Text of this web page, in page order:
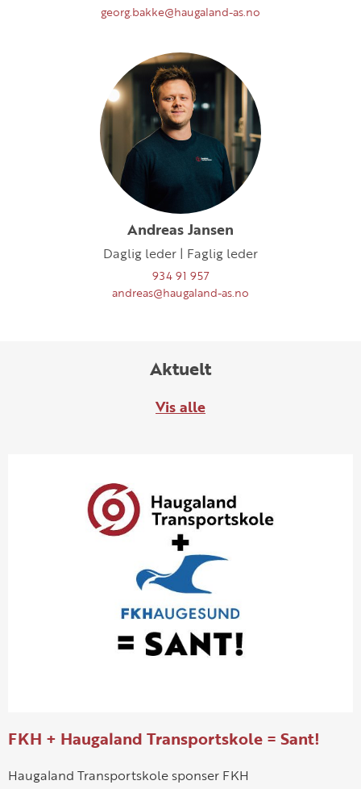
georg.bakke@haugaland-as.no
Andreas Jansen
Daglig leder | Faglig leder
934 91 957
andreas@haugaland-as.no
Aktuelt
Vis alle
FKH + Haugaland Transportskole = Sant!
Haugaland Transportskole sponser FKH